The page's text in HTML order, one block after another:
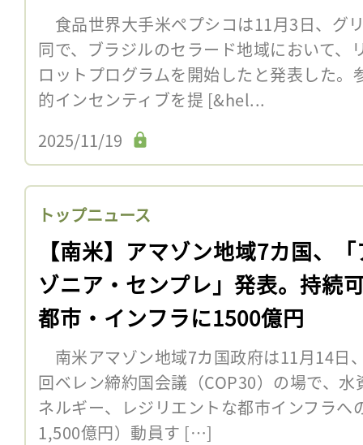
食品世界大手米ペプシコは11月3日、グ
同で、ブラジルのセラード地域において、
ロットプログラムを開始したと発表した
的インセンティブを提 [&hel...
2025/11/19
トップニュース
【南米】アマゾン地域7カ国、
ゾニア・センプレ」発表。持続
都市・インフラに1500億円
南米アマゾン地域7カ国政府は11月14日
回ベレン締約国会議（COP30）の場で、
ネルギー、レジリエントな都市インフラへ
1,500億円）動員す […]